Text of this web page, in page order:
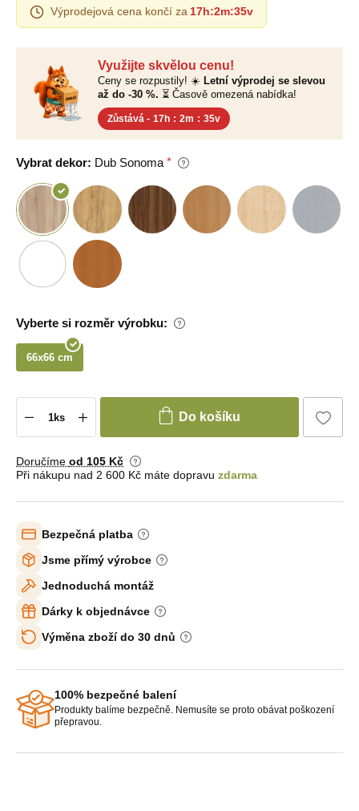
Využijte skvělou cenu!
Ceny se rozpustily! ☀️ Letní výprodej se slevou
až do -30 %. ⏳ Časově omezená nabídka!
Zůstává - 17h : 2m : 34v
Vybrat dekor: Dub Sonoma
Vyberte si rozměr výrobku:
66x66 cm
Výprodejová cena končí za 17h:2m:34v
Do košíku
Doručíme od 105 Kč
Při nákupu nad 2 600 Kč máte dopravu zdarma
Bezpečná platba
Jsme přímý výrobce
Jednoduchá montáž
Dárky k objednávce
Výměna zboží do 30 dnů
100% bezpečné balení
Produkty balíme bezpečně. Nemusíte se proto obávat poškození
přepravou.